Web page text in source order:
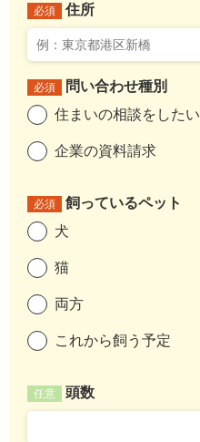
必須 住所
必須
問い合わせ種別
住まいの相談をしたい
企業の資料請求
必須
飼っているペット
犬
猫
両方
これから飼う予定
任意 頭数